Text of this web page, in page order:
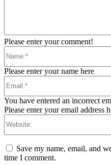
Please enter your comment!
Please enter your name here
You have entered an incorrect
Please enter your email address
Save my name, email, and
time I comment.